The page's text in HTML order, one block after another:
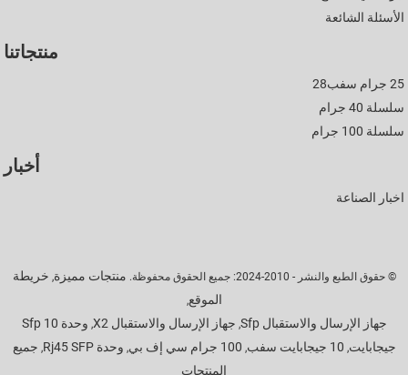
الأسئلة الشائعة
منتجاتنا
25 جرام سفب28
سلسلة 40 جرام
سلسلة 100 جرام
أخبار
اخبار الصناعة
© حقوق الطبع والنشر - 2010-2024: جميع الحقوق محفوظة. منتجات مميزة, خريطة
الموقع,
جهاز الإرسال والاستقبال Sfp , جهاز الإرسال والاستقبال X2 ,
وحدة Sfp 10
جيجابايت, 10 جيجابايت سفب , 100 جرام سي إف بي , وحدة Rj45 SFP , جميع
المنتجات